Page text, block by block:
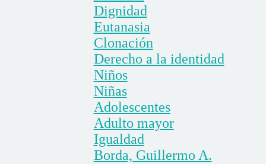
Dignidad
Eutanasia
Clonación
Derecho a la identidad
Niños
Niñas
Adolescentes
Adulto mayor
Igualdad
Borda, Guillermo A.